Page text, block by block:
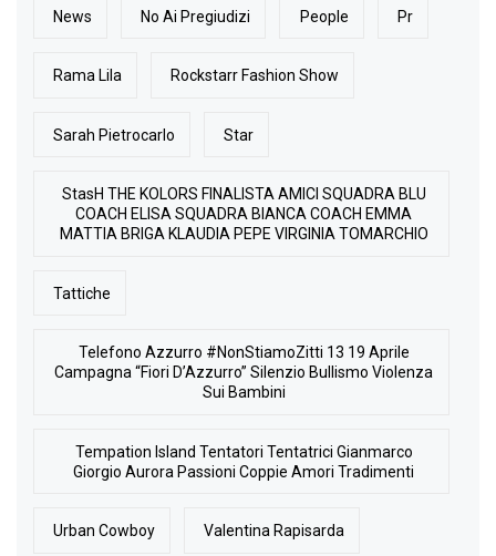
News No Ai Pregiudizi People Pr
Rama Lila Rockstarr Fashion Show
Sarah Pietrocarlo Star
StasH THE KOLORS FINALISTA AMICI SQUADRA BLU
COACH ELISA SQUADRA BIANCA COACH EMMA
MATTIA BRIGA KLAUDIA PEPE VIRGINIA TOMARCHIO
Tattiche
Telefono Azzurro #NonStiamoZitti 13 19 Aprile
Campagna “Fiori D’Azzurro” Silenzio Bullismo Violenza
Sui Bambini
Tempation Island Tentatori Tentatrici Gianmarco
Giorgio Aurora Passioni Coppie Amori Tradimenti
Urban Cowboy Valentina Rapisarda